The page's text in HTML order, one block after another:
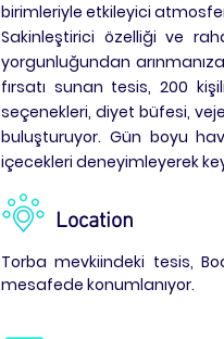
birimleriyle etkileyici
Sakinleştirici özelliği ve
yorgunluğundan
fırsatı sunan tesis, 200
seçenekleri, diyet büfesi,
buluşturuyor. Gün boyu
içecekleri deneyimleyerek
Location
Torba mevkiindeki tesis,
mesafede konumlanıyor.